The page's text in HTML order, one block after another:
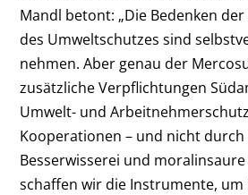
Mandl betont: „Die Bedenken
des Umweltschutzes sind
nehmen. Aber genau der
zusätzliche Verpflichtungen
Umwelt- und
Kooperationen – und nicht
Besserwisserei und
schaffen wir die Instrumente,